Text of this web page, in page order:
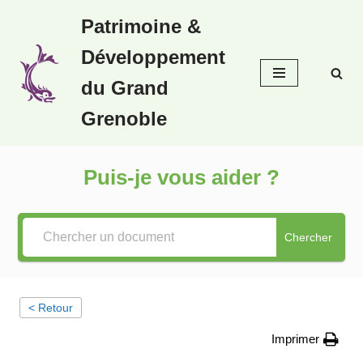
au
contenu
Patrimoine &
Développement
du Grand
Grenoble
Puis-je vous aider ?
Chercher
< Retour
Imprimer